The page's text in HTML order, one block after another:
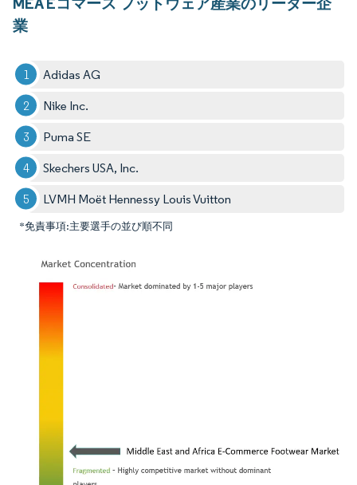
業
Adidas AG
Nike Inc.
Puma SE
Skechers USA, Inc.
LVMH Moët Hennessy Louis Vuitton
*免責事項:主要選手の並び順不同